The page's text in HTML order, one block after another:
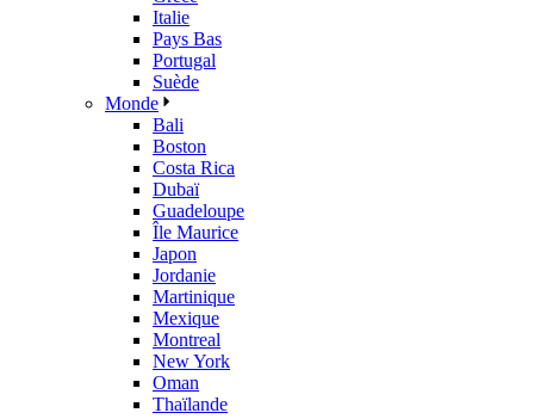
Italie
Pays Bas
Portugal
Suède
Monde
Bali
Boston
Costa Rica
Dubaï
Guadeloupe
Île Maurice
Japon
Jordanie
Martinique
Mexique
Montreal
New York
Oman
Thaïlande